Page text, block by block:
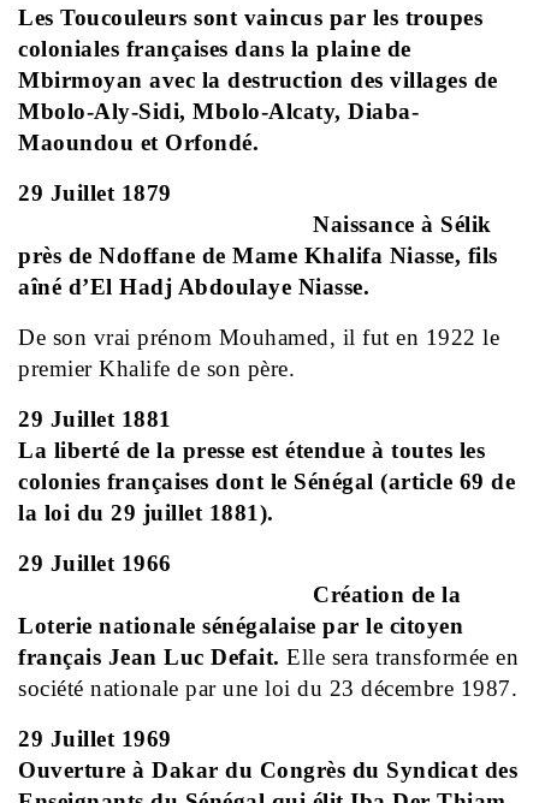
Les Toucouleurs sont vaincus par les troupes
coloniales françaises dans la plaine de
Mbirmoyan avec la destruction des villages de
Mbolo-Aly-Sidi, Mbolo-Alcaty, Diaba-
Maoundou et Orfondé.
29 Juillet 1879
Naissance à Sélik
près de Ndoffane de Mame Khalifa Niasse, fils
aîné d’El Hadj Abdoulaye Niasse.
De son vrai prénom Mouhamed, il fut en 1922 le
premier Khalife de son père.
29 Juillet 1881
La liberté de la presse est étendue à toutes les
colonies françaises dont le Sénégal (article 69 de
la loi du 29 juillet 1881).
29 Juillet 1966
Création de la
Loterie nationale sénégalaise par le citoyen
français Jean Luc Defait. Elle sera transformée en
société nationale par une loi du 23 décembre 1987.
29 Juillet 1969
Ouverture à Dakar du Congrès du Syndicat des